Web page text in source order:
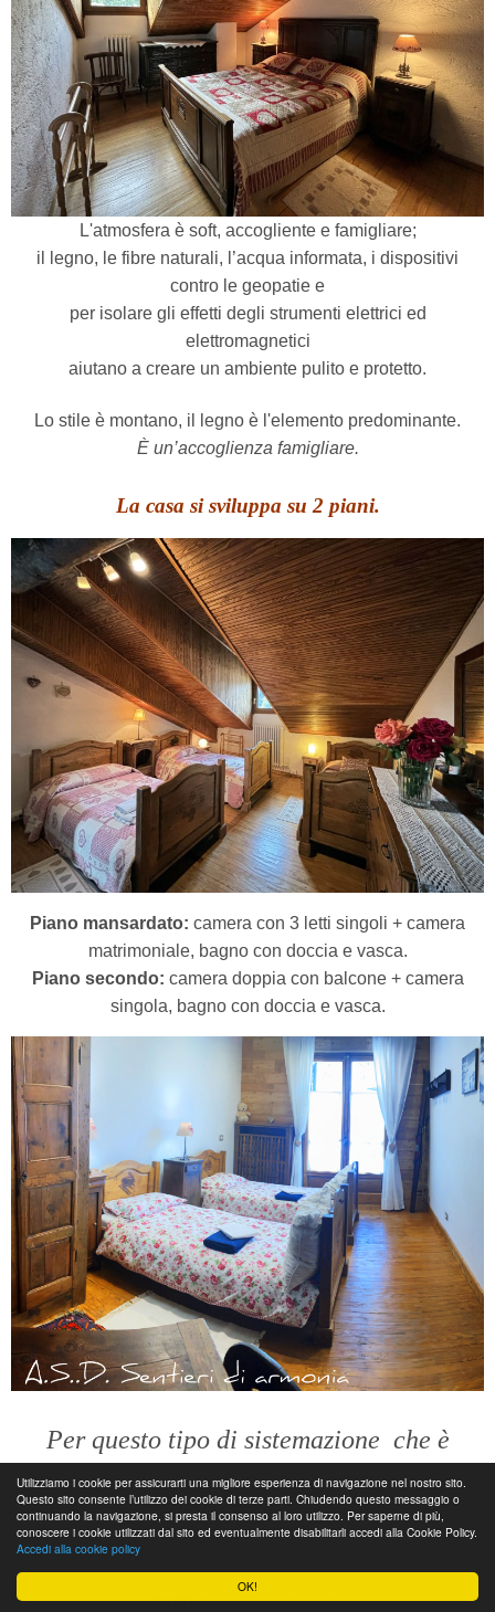
OK!
Utilizziamo i cookie per assicurarti una migliore esperienza di navigazione nel nostro sito.
Questo sito consente l’utilizzo dei cookie di terze parti. Chiudendo questo messaggio o
continuando la navigazione, si presta il consenso al loro utilizzo. Per saperne di più,
conoscere i cookie utilizzati dal sito ed eventualmente disabilitarli accedi alla Cookie Policy.
Accedi alla cookie policy
L'atmosfera è soft, accogliente e famigliare;
il legno, le fibre naturali, l’acqua informata, i dispositivi
contro le geopatie e
per isolare gli effetti degli strumenti elettrici ed
elettromagnetici
aiutano a creare un ambiente pulito e protetto.
Lo stile è montano, il legno è l'elemento predominante.
È un’accoglienza famigliare.
La casa si sviluppa su 2 piani.
Piano mansardato: camera con 3 letti singoli + camera
matrimoniale, bagno con doccia e vasca.
Piano secondo: camera doppia con balcone + camera
singola, bagno con doccia e vasca.
Per questo tipo di sistemazione che è
famigliare
Il prezzo è di€ 90(pernottamento e colazione)
in camera condivisa (3 persone).
€ 100in camera doppia.